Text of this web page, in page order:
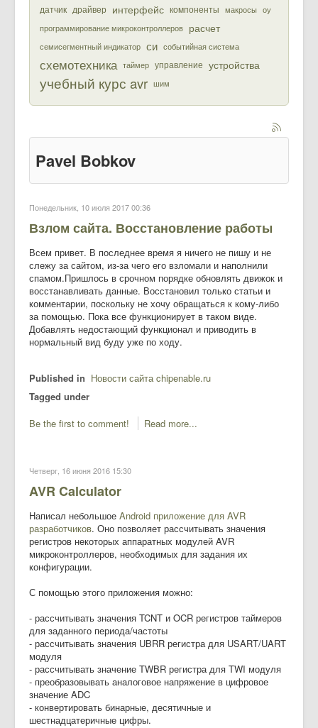
датчик драйвер интерфейс компоненты макросы оу
программирование микроконтроллеров расчет
семисегментный индикатор си событийная система
схемотехника таймер управление устройства
учебный курс avr шим
Pavel Bobkov
Понедельник, 10 июля 2017 00:36
Взлом сайта. Восстановление работы
Всем привет. В последнее время я ничего не пишу и не
слежу за сайтом, из-за чего его взломали и наполнили
спамом.Пришлось в срочном порядке обновлять движок и
восстанавливать данные. Восстановил только статьи и
комментарии, поскольку не хочу обращаться к кому-либо
за помощью. Пока все функционирует в таком виде.
Добавлять недостающий функционал и приводить в
нормальный вид буду уже по ходу.
Published in Новости сайта chipenable.ru
Tagged under
Be the first to comment!
Read more...
Четверг, 16 июня 2016 15:30
AVR Calculator
Написал небольшое Android приложение для AVR
разработчиков. Оно позволяет рассчитывать значения
регистров некоторых аппаратных модулей AVR
микроконтроллеров, необходимых для задания их
конфигурации.
С помощью этого приложения можно:
- рассчитывать значения TCNT и OCR регистров таймеров
для заданного периода/частоты
- рассчитывать значения UBRR регистра для USART/UART
модуля
- рассчитывать значение TWBR регистра для TWI модуля
- преобразовывать аналоговое напряжение в цифровое
значение ADC
- конвертировать бинарные, десятичные и
шестнадцатеричные цифры.